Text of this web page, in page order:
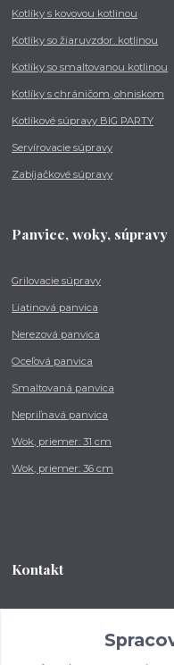
Kotlíky s kovovou kotlinou
Kotlíky so žiaruvzdor. kotlinou
Kotlíky so smaltovanou kotlinou
Kotlíky s chráničom, ohniskom
Kotlíkové súpravy BIG PARTY
Servírovacie súpravy
Zabíjačkové súpravy
Panvice, woky, súpravy
Grilovacie súpravy
Liatinová panvica
Nerezová panvica
Oceľová panvica
Smaltovaná panvica
Nepriľnavá panvica
Wok, priemer: 31 cm
Wok, priemer: 36 cm
Kontakt
od 8:00 - do 16:00 hod